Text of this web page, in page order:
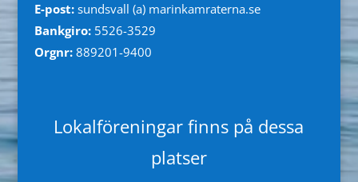
E-post:sundsvall (a) marinkamraterna.se
Bankgiro:5526-3529
Orgnr: 889201-9400
Lokalföreningar finns på dessa
platser